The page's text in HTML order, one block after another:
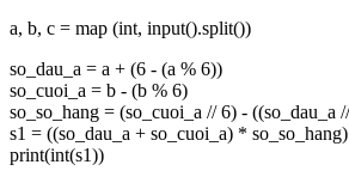
a, b, c = map (int, input().split())
so_dau_a = a + (6 - (a % 6))
so_cuoi_a = b - (b % 6)
so_so_hang = (so_cuoi_a // 6) - ((so_dau_a
s1 = ((so_dau_a + so_cuoi_a) *
print(int(s1))